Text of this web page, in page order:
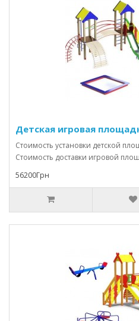
Детская игровая
Стоимость установки детской
Стоимость доставки игровой
56200Грн